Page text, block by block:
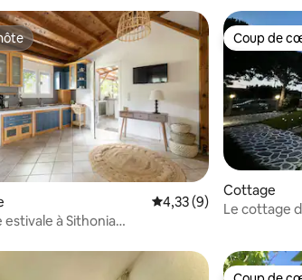
la base de 42 commentaires : 4,48 sur 5
Évaluation moyenne sur
4,33 (9)
estivale à Sithonia
Coup de
Coup de
Cottage
Le cottage